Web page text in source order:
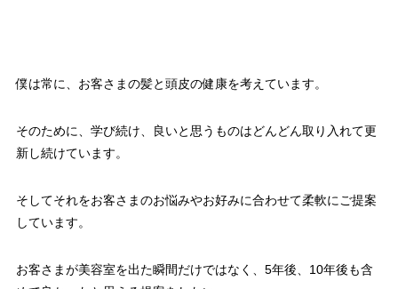
僕は常に、お客さまの髪と頭皮の健康を考えています。
そのために、学び続け、
良いと思うものはどんどん取り入れて更
新し続けています。
そしてそれをお客さまのお悩みやお好みに合わせて柔軟にご提案
しています。
お客さまが美容室を出た瞬間だけではなく、5年後、 10年後も含